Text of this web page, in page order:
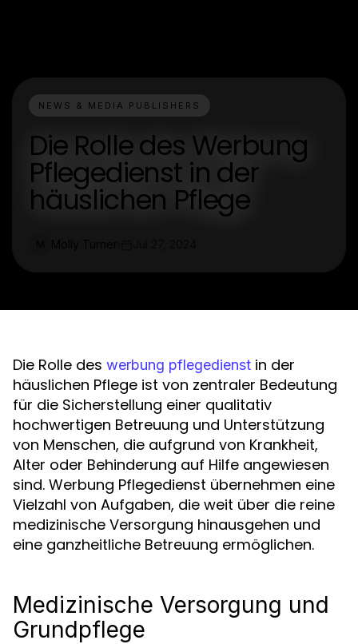
NEWS & MEDIA PUBLISHERS
Die Rolle des Werbung
Pflegedienst in der
häuslichen Pflege
Die Rolle des werbung pflegedienst in der
häuslichen Pflege ist von zentraler Bedeutung
für die Sicherstellung einer qualitativ
hochwertigen Betreuung und Unterstützung
von Menschen, die aufgrund von Krankheit,
Alter oder Behinderung auf Hilfe angewiesen
sind. Werbung Pflegedienst übernehmen eine
Vielzahl von Aufgaben, die weit über die reine
medizinische Versorgung hinausgehen und
eine ganzheitliche Betreuung ermöglichen.
Medizinische Versorgung und
Grundpflege